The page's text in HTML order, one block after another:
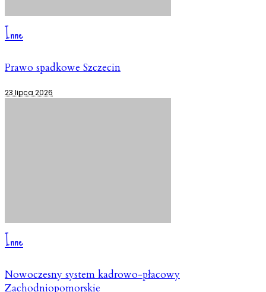
Inne
Prawo spadkowe Szczecin
23 lipca 2026
Inne
Nowoczesny system kadrowo-płacowy
Zachodniopomorskie